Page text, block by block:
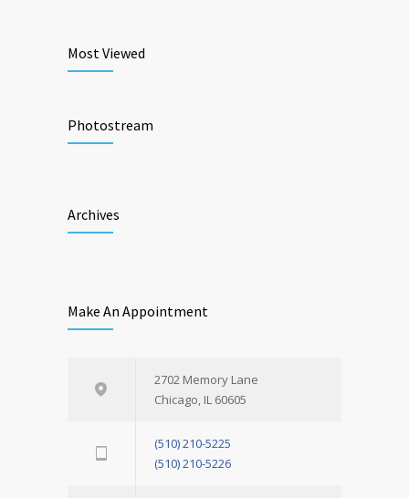
Most Viewed
Photostream
Archives
Make An Appointment
2702 Memory Lane
Chicago, IL 60605
(510) 210-5225
(510) 210-5226